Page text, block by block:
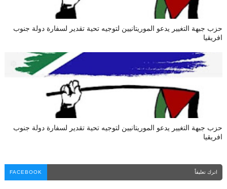
حزب جبهة التغيير يدعو الموريتانيين لتوجيه تحية تقدير لسفارة دولة جنوب
افريقيا
حزب جبهة التغيير يدعو الموريتانيين لتوجيه تحية تقدير لسفارة دولة جنوب
افريقيا
اترك تعليقاً FACEBOOK